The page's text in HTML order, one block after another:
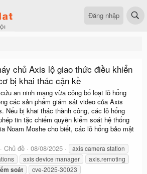
Đăng nhập
chủ Axis lộ giao thức điều khiển
bị khai thác cận kề
an ninh mạng vừa công bố loạt lỗ hổng
các sản phẩm giám sát video của Axis
Nếu bị khai thác thành công, các lỗ hổng
tin tặc chiếm quyền kiểm soát hệ thống
Noam Moshe cho biết, các lỗ hổng bảo mật
Chủ đề 08/08/2025
axis camera station
axis device manager axis.remoting
soát
cve-2025-30023